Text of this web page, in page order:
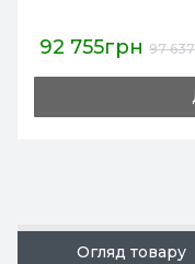
79 592грн 83
Огляд товару